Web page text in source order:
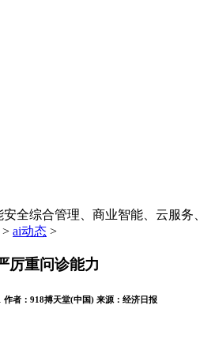
全综合管理、商业智能、云服务
> ai动态 >
厉重问诊能力
作者： 918搏天堂(中国) 来源： 经济日报